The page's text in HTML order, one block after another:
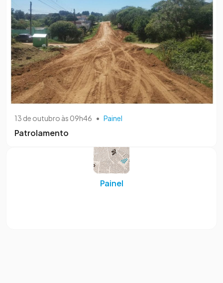
13 de outubro às 09h46 • Painel
Patrolamento
Painel